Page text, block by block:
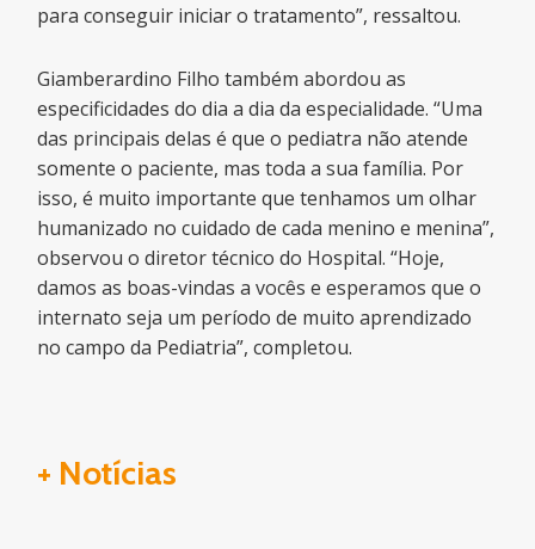
para conseguir iniciar o tratamento”, ressaltou.
Giamberardino Filho também abordou as
especificidades do dia a dia da especialidade. “Uma
das principais delas é que o pediatra não atende
somente o paciente, mas toda a sua família. Por
isso, é muito importante que tenhamos um olhar
humanizado no cuidado de cada menino e menina”,
observou o diretor técnico do Hospital. “Hoje,
damos as boas-vindas a vocês e esperamos que o
internato seja um período de muito aprendizado
no campo da Pediatria”, completou.
+ Notícias